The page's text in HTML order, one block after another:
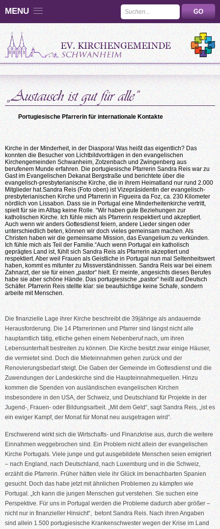
MENU
Portugiesische Pfarrerin für internationale Kontakte
Kirche in der Minderheit, in der Diaspora! Was heißt das eigentlich? Das
konnten die Besucher von Lichtbildvorträgen in den evangelischen
Kirchengemeinden Schwanheim, Zotzenbach und Zwingenberg aus
berufenem Munde erfahren. Die portugiesische Pfarrerin Sandra Reis war zu
Gast im Evangelischen Dekanat Bergstraße und berichtete über die
evangelisch-presbyterianische Kirche, die in ihrem Heimatland nur rund 2.000
Mitglieder hat.Sandra Reis (Foto oben) ist Vizepräsidentin der evangelisch-
presbyterianischen Kirche und Pfarrerin in Figueira da Foz, ca. 230 Kilometer
nördlich von Lissabon. Dass sie in Portugal eine Minderheitenkirche vertritt,
spielt für sie im Alltag keine Rolle. “Wir haben gute Beziehungen zur
katholischen Kirche. Ich fühle mich als Pfarrerin respektiert und akzeptiert.
Auch wenn wir anders Gottesdienst feiern, andere Lieder singen oder
unterschiedlich beten, können wir doch vieles gemeinsam machen. Als
Christen haben wir die gemeinsame Mission, das Evangelium zu verkünden.
Ich fühle mich als Teil der Familie.“Auch wenn Portugal ein katholisch
geprägtes Land ist, fühlt sich Sandra Reis als Pfarrerin akzeptiert und
respektiert. Aber weil Frauen als Geistliche in Portugal nun mal Seltenheitswert
haben, kommt es mitunter zu Missverständnissen. Sandra Reis war bei einem
Zahnarzt, der sie für einen „pastor“ hielt. Er meinte, angesichts dieses Berufes
habe sie aber schöne Hände. Das portugiesische „pastor“ heißt auf Deutsch
Schäfer. Pfarrerin Reis stellte klar: sie beaufsichtige keine Schafe, sondern
arbeite mit Menschen.
Die finanzielle Lage ihrer Kirche beschreibt die 39jährige als andauernde
Herausforderung. Die 14 Pfarrerinnen und Pfarrer sind längst nicht alle
hauptamtlich tätig, etliche gehen einem Nebenberuf nach, um ihren
Lebensunterhalt bestreiten zu können. Die Kirche besitzt zwar einige Häuser,
die vermietet sind. Doch die Mieteinnahmen gehen zurück und der
Renovierungsbedarf steigt. Die Gaben der Gemeinde im Gottesdienst und die
Zuwendungen der Landeskirche sind die Haupteinnahmequellen. Hinzu
kommen die Spenden von ausländischen evangelischen Kirchen
insbesondere in den USA, der Schweiz, und Deutschland für Projekte in der
Jugend-, Frauen- oder Bildungsarbeit. „Mit dem Geld“, sagt Sandra Reis, „ist es
ein ewiger Kampf, der Monat für Monat neu ausgetragen wird“.
Erschwerend wirkt sich die Wirtschafts- und Finanzkrise aus, durch die weitere
Einnahmen weggebrochen sind. Ein Problem nicht allein der evangelischen
Kirche Portugals. Viele junge und gut ausgebildete Menschen seien emigriert
– nach England, nach Deutschland, nach Luxemburg und in die Schweiz,
erzählt die Pfarrerin. Früher hätten viele ihr Glück im benachbarten Spanien
gesucht. Doch das habe jetzt mit ähnlichen Problemen zu kämpfen wie
Portugal. „Ich kann die jungen Menschen gut verstehen. Sie suchen eine
Perspektive. Für uns in Portugal werden die Probleme dadurch aber größer –
nicht nur in finanzieller Hinsicht“, betont Sandra Reis. Nach ihren Angaben
sind allein 1.500 portugiesische Krankenschwester wegen der Krise im Land